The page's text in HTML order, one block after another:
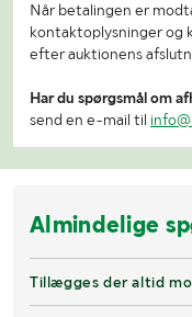
Når betalingen er
kontaktoplysninger og
efter auktionens
Har du spørgsmål om
send en e-mail til
Almindelige
Tillægges der altid